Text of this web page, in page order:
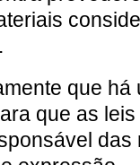
que há
que as